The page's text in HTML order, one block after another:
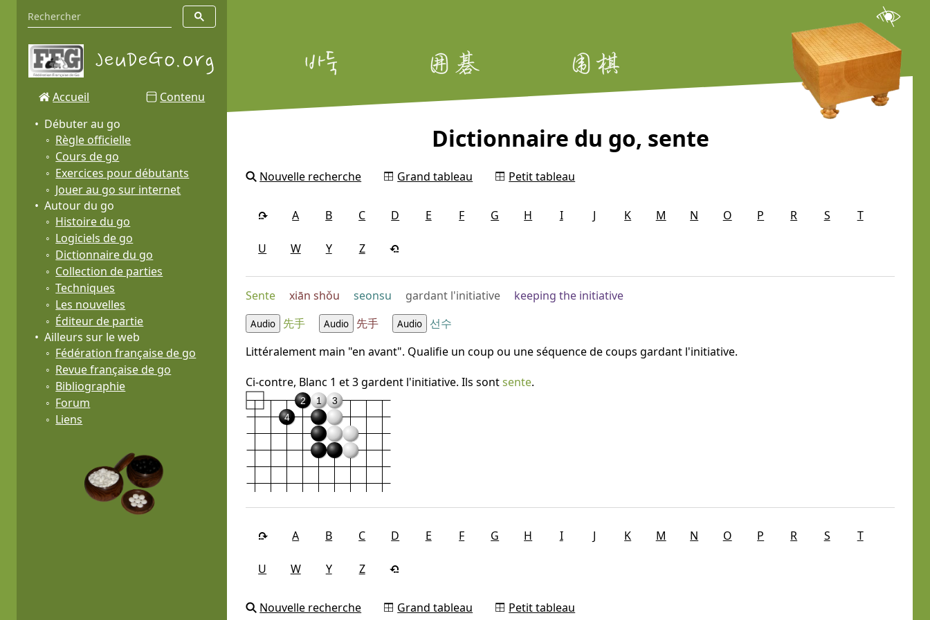
Accueil
Contenu
Débuter au go
Règle officielle
Cours de go
Exercices pour débutants
Jouer au go sur internet
Autour du go
Histoire du go
Logiciels de go
Dictionnaire du go
Collection de parties
Techniques
Les nouvelles
Éditeur de partie
Ailleurs sur le web
Fédération française de go
Revue française de go
Bibliographie
Forum
Liens
Dictionnaire du go, sente
Nouvelle recherche Grand tableau Petit tableau
A B C D E F G H I J K M N O P R S T
U W Y Z
Sente xiān shǒu seonsu gardant l'initiative keeping the initiative
Audio 先手 Audio 先手 Audio
선수
Littéralement main "en avant". Qualifie un coup ou une séquence de coups gardant l'initiative.
Ci-contre, Blanc 1 et 3 gardent l'initiative. Ils sontsente.
4
2 1 3
A B C D E F G H I J K M N O P R S T
U W Y Z
Nouvelle recherche Grand tableau Petit tableau